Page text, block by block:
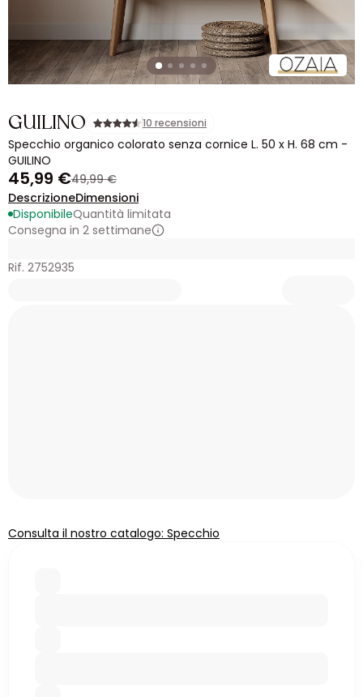
GUILINO 10 recensioni
Specchio organico colorato senza cornice L. 50 x H. 68 cm -
GUILINO
45,99 €49,99 €
DescrizioneDimensioni
DisponibileQuantità limitata
Consegna in 2 settimane
Rif. 2752935
Consulta il nostro catalogo: Specchio